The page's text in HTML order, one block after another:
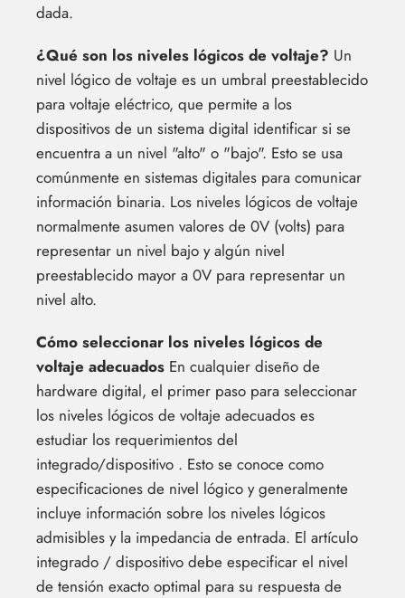
dada.
¿Qué son los niveles lógicos de voltaje? Un
nivel lógico de voltaje es un umbral preestablecido
para voltaje eléctrico, que permite a los
dispositivos de un sistema digital identificar si se
encuentra a un nivel "alto" o "bajo". Esto se usa
comúnmente en sistemas digitales para comunicar
información binaria. Los niveles lógicos de voltaje
normalmente asumen valores de 0V (volts) para
representar un nivel bajo y algún nivel
preestablecido mayor a 0V para representar un
nivel alto.
Cómo seleccionar los niveles lógicos de
voltaje adecuados En cualquier diseño de
hardware digital, el primer paso para seleccionar
los niveles lógicos de voltaje adecuados es
estudiar los requerimientos del
integrado/dispositivo . Esto se conoce como
especificaciones de nivel lógico y generalmente
incluye información sobre los niveles lógicos
admisibles y la impedancia de entrada. El artículo
integrado / dispositivo debe especificar el nivel
de tensión exacto optimal para su respuesta de